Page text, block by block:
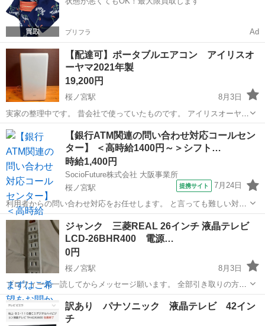
JBH-G10...
プリフラ Ad
【配達可】ポータブルエアコン アイリスオ
ーヤマ2021年製
19,200円
桜ノ宮駅
8月3日
実家の整理中です。 昔会社で使っていたものです。 アイリスオーヤ
マ ポータブルクーラー エアコン 冷風除湿環境 暖房機能 型番
IPA-3521GH-W 年式 2021年式 画像に写っているものが全て...
大阪 桜ノ宮駅 季節、空調家電
アイリスオーヤマ
【銀行ATM関連の問い合わせ対応コールセン
ター】 ＜高時給1400円～＞シフト…
時給1,400円
SocioFuture株式会社 大阪事業所
桜ノ宮駅
提携サイト 7月24日
利用者からの問い合わせ対応をお任せします。 と言っても難しい対応
は無く、 「振り込み方法を教えてほしい」 「手数料はいくらですか」
「カードをなくしてしまいました」などがほとんどです。 ＜会話の流
れはこんな感じ...
大阪 大阪市 桜ノ宮駅 事務
ジャンク 三菱REAL 26インチ 液晶テレビ
LCD-26BHR400 電源…
0円
桜ノ宮駅
8月3日
プロフィール一読してからメッセージ願います。 全部引き取りの方、
内容を理解した上でメッセージくれた方向け テレビ スペック等は型番
からメーカーホームページにて確認ください。 取説も確認出来ます。
外観は通常使用に伴う...
大阪 大阪市 桜ノ宮駅 ジャンク
訳あり パナソニック 液晶テレビ 42イン
チ